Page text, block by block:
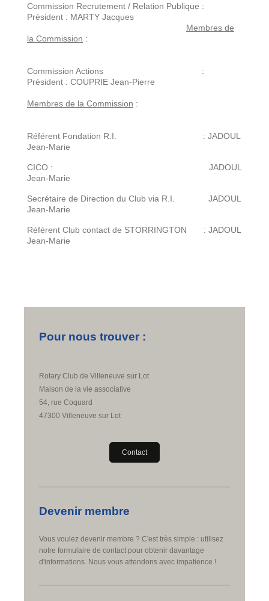
Commission Recrutement / Relation Publique :
Président : MARTY Jacques
Membres de
la Commission :
Commission Actions :
Président : COUPRIE Jean-Pierre
Membres de la Commission :
Référent Fondation R.I. : JADOUL
Jean-Marie
CICO : JADOUL
Jean-Marie
Secrétaire de Direction du Club via R.I. JADOUL
Jean-Marie
Référent Club contact de STORRINGTON : JADOUL
Jean-Marie
Pour nous trouver :
Rotary Club de Villeneuve sur Lot
Maison de la vie associative
54, rue Coquard
47300 Villeneuve sur Lot
Contact
Devenir membre
Vous voulez devenir membre ? C'est très simple : utilisez
notre formulaire de contact pour obtenir davantage
d'informations. Nous vous attendons avec impatience !